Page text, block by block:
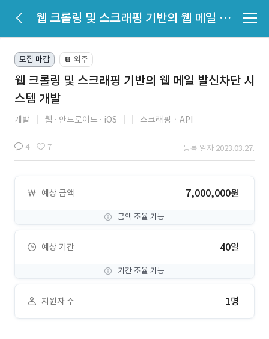
웹 크롤링 및 스크래핑 기반의 웹 메일 발신차단 시스템 개발
모집 마감 📔 외주
웹 크롤링 및 스크래핑 기반의 웹 메일 발신차단 시
스템 개발
개발 웹 안드로이드 iOS 스크래핑ㆍAPI
4 7 등록 일자 2023.03.27.
예상 금액 7,000,000원
금액 조율 가능
예상 기간 40일
기간 조율 가능
지원자 수 1명